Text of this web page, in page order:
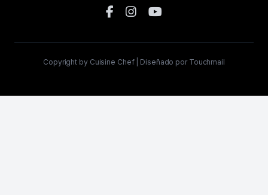
Copyright by Cuisine Chef | Diseñado por Touchmail